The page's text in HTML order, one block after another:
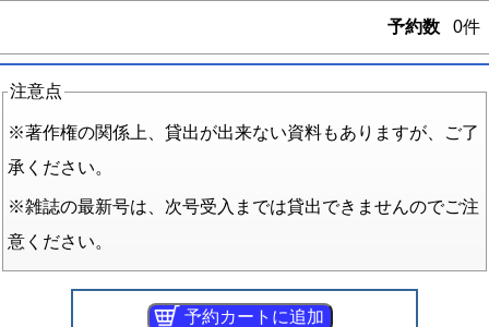
予約数 0件
注意点
※著作権の関係上、貸出が出来ない資料もありますが、ご了
承ください。
※雑誌の最新号は、次号受入までは貸出できませんのでご注
意ください。